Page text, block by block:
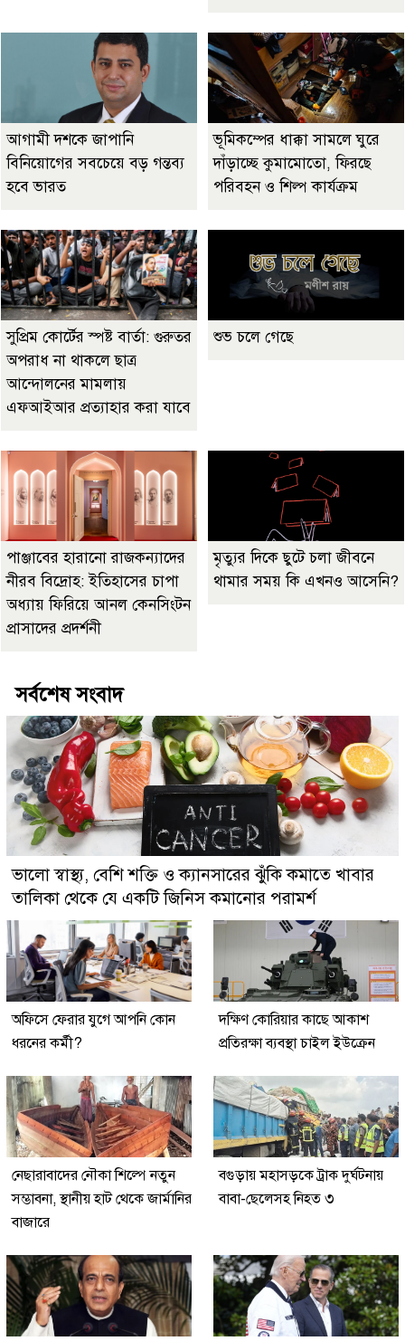
আগামী দশকে জাপানি
বিনিয়োগের সবচেয়ে বড় গন্তব্য
হবে ভারত
ভূমিকম্পের ধাক্কা সামলে ঘুরে
দাঁড়াচ্ছে কুমামোতো, ফিরছে
পরিবহন ও শিল্প কার্যক্রম
সুপ্রিম কোর্টের স্পষ্ট বার্তা: গুরুতর
অপরাধ না থাকলে ছাত্র
আন্দোলনের মামলায়
এফআইআর প্রত্যাহার করা যাবে
শুভ চলে গেছে
পাঞ্জাবের হারানো রাজকন্যাদের
নীরব বিদ্রোহ: ইতিহাসের চাপা
অধ্যায় ফিরিয়ে আনল কেনসিংটন
প্রাসাদের প্রদর্শনী
মৃত্যুর দিকে ছুটে চলা জীবনে
থামার সময় কি এখনও আসেনি?
সর্বশেষ সংবাদ
ভালো স্বাস্থ্য, বেশি শক্তি ও ক্যানসারের ঝুঁকি কমাতে খাবার
তালিকা থেকে যে একটি জিনিস কমানোর পরামর্শ
অফিসে ফেরার যুগে আপনি কোন
ধরনের কর্মী?
দক্ষিণ কোরিয়ার কাছে আকাশ
প্রতিরক্ষা ব্যবস্থা চাইল ইউক্রেন
নেছারাবাদের নৌকা শিল্পে নতুন
সম্ভাবনা, স্থানীয় হাট থেকে জার্মানির
বাজারে
বগুড়ায় মহাসড়কে ট্রাক দুর্ঘটনায়
বাবা-ছেলেসহ নিহত ৩